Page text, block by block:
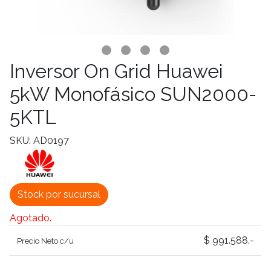
Inversor On Grid Huawei
5kW Monofásico SUN2000-
5KTL
SKU: AD0197
Stock por sucursal
Agotado.
Precio Neto c/u $ 991.588.-